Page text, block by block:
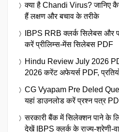
क्या है Chandi Virus? जानिए
हैं लक्षण और बचाव के तरीके
IBPS RRB क्लर्क सिलेबस और
करें प्रीलिम्स-मेंस सिलेबस PDF
Hindu Review July 2026
2026 करेंट अफेयर्स PDF,
CG Vyapam Pre Deled
यहां डाउनलोड करें प्रश्न पत्र
सरकारी बैंक में सिलेक्शन पाने के
देखें IBPS क्लर्क के राज्य-